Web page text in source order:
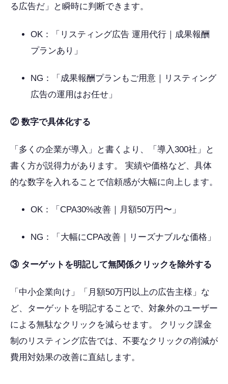
る広告だ」と瞬時に判断できます。
OK：「リスティング広告 運用代行｜成果報酬
プランあり」
NG：「成果報酬プランもご用意｜リスティング
広告の運用はお任せ」
② 数字で具体化する
「多くの企業が導入」と書くより、「導入300社」と
書く方が説得力があります。 実績や価格など、具体
的な数字を入れることで信頼感が大幅に向上します。
OK：「CPA30%改善｜月額50万円〜」
NG：「大幅にCPA改善｜リーズナブルな価格」
③ ターゲットを明記して無関係クリックを除外する
「中小企業向け」「月額50万円以上の広告主様」な
ど、ターゲットを明記することで、対象外のユーザー
による無駄なクリックを減らせます。 クリック課金
制のリスティング広告では、不要なクリックの削減が
費用対効果の改善に直結します。